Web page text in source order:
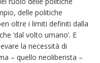
delle politiche
oltre i limiti definiti dalla
‘dal volto umano’. E
la necessità di
– quello neoliberista –